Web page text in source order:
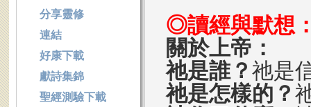
◎讀經與默想
關於上帝：
祂是誰？ 祂是
祂是怎樣的？
分享靈修
連結
好康下載
獻詩集錦
聖經測驗下載